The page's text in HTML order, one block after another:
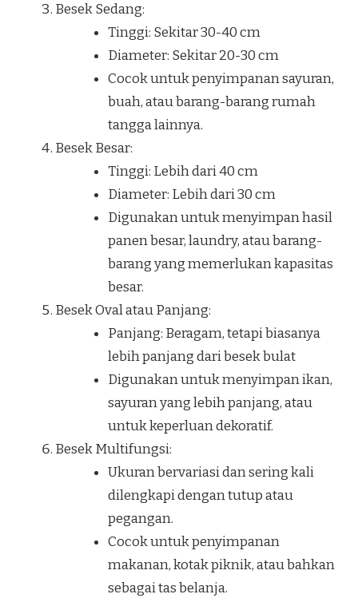
Besek Sedang:
Tinggi: Sekitar 30-40 cm
Diameter: Sekitar 20-30 cm
Cocok untuk penyimpanan sayuran,
buah, atau barang-barang rumah
tangga lainnya.
Besek Besar:
Tinggi: Lebih dari 40 cm
Diameter: Lebih dari 30 cm
Digunakan untuk menyimpan hasil
panen besar, laundry, atau barang-
barang yang memerlukan kapasitas
besar.
Besek Oval atau Panjang:
Panjang: Beragam, tetapi biasanya
lebih panjang dari besek bulat
Digunakan untuk menyimpan ikan,
sayuran yang lebih panjang, atau
untuk keperluan dekoratif.
Besek Multifungsi:
Ukuran bervariasi dan sering kali
dilengkapi dengan tutup atau
pegangan.
Cocok untuk penyimpanan
makanan, kotak piknik, atau bahkan
sebagai tas belanja.